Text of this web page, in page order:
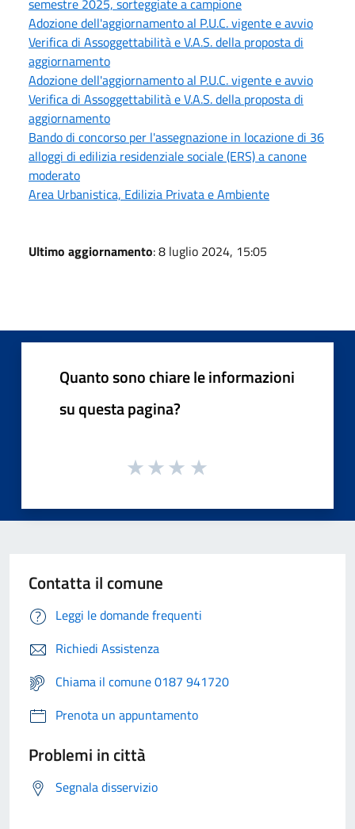
Adozione dell'aggiornamento al P.U.C. vigente e avvio
Verifica di Assoggettabilità e V.A.S. della proposta di
aggiornamento
Adozione dell'aggiornamento al P.U.C. vigente e avvio
Verifica di Assoggettabilità e V.A.S. della proposta di
aggiornamento
Bando di concorso per l'assegnazione in locazione di 36
alloggi di edilizia residenziale sociale (ERS) a canone
moderato
Area Urbanistica, Edilizia Privata e Ambiente
Ultimo aggiornamento: 8 luglio 2024, 15:05
Quanto sono chiare le informazioni
su questa pagina?
Contatta il comune
Leggi le domande frequenti
Richiedi Assistenza
Chiama il comune 0187 941720
Prenota un appuntamento
Problemi in città
Segnala disservizio